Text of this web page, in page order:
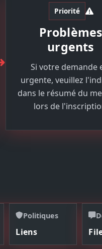
Priorité
Problèmes
urgents
Si votre demande
urgente, veuillez
dans le résumé du
lors de
Politiques
Liens